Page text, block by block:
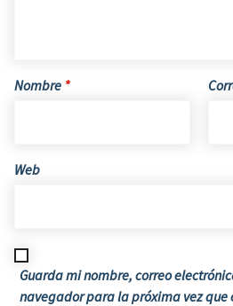
Nombre *
Web
Guarda mi nombre, correo
navegador para la próxima vez que